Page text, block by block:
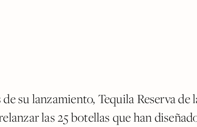
de su lanzamiento, Tequila Reserva de
las 25 botellas que han